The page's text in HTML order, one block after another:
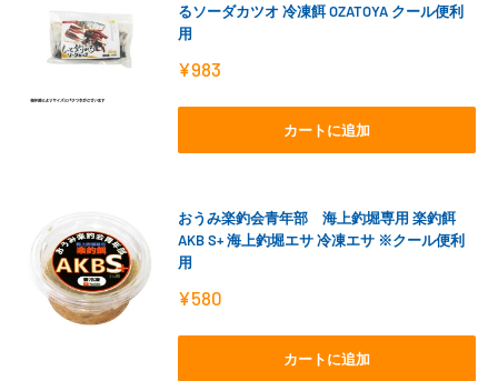
るソーダカツオ 冷凍餌 OZATOYA クール便利
用
販
価
¥983
カートに追加
おうみ楽釣会青年部 海上釣堀専用 楽釣餌
AKB S+ 海上釣堀エサ 冷凍エサ ※クール便利
用
販
価
¥580
カートに追加